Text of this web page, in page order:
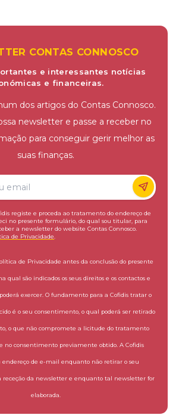
CONTAS CONNOSCO
e interessantes notícias
e financeiras.
dos artigos do Contas Connosco.
newsletter e passe a receber no
para conseguir gerir melhor as
suas finanças.
registe e proceda ao tratamento do endereço de
no presente formulário, do qual sou titular, para
a newsletter do website Contas Connosco.
de Privacidade
de Privacidade antes da conclusão do presente
qual são indicados os seus direitos e os contactos e
exercer. O fundamento para a Cofidis tratar o
é o seu consentimento, o qual poderá ser retirado
o que não compromete a licitude do tratamento
no consentimento previamente obtido. A Cofidis
endereço de e-mail enquanto não retirar o seu
receção da newsletter e enquanto tal newsletter for
elaborada.